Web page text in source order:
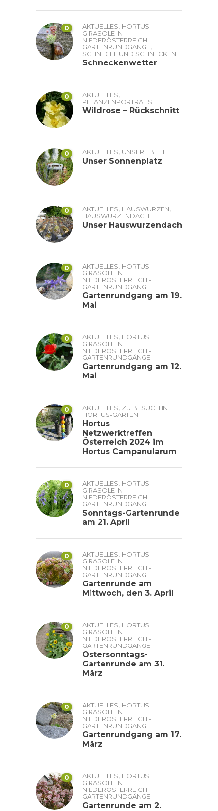
0 AKTUELLES, HORTUS
GIRASOLE IN
NIEDERÖSTERREICH -
GARTENRUNDGÄNGE,
SCHNEGEL UND SCHNECKEN
Schneckenwetter
0 AKTUELLES,
PFLANZENPORTRAITS
Wildrose – Rückschnitt
0 AKTUELLES, UNSERE BEETE
Unser Sonnenplatz
0 AKTUELLES, HAUSWURZEN,
HAUSWURZENDACH
Unser Hauswurzendach
0 AKTUELLES, HORTUS
GIRASOLE IN
NIEDERÖSTERREICH -
GARTENRUNDGÄNGE
Gartenrundgang am 19.
Mai
0 AKTUELLES, HORTUS
GIRASOLE IN
NIEDERÖSTERREICH -
GARTENRUNDGÄNGE
Gartenrundgang am 12.
Mai
0 AKTUELLES, ZU BESUCH IN
HORTUS-GÄRTEN
Hortus
Netzwerktreffen
Österreich 2024 im
Hortus Campanularum
0 AKTUELLES, HORTUS
GIRASOLE IN
NIEDERÖSTERREICH -
GARTENRUNDGÄNGE
Sonntags-Gartenrunde
am 21. April
0 AKTUELLES, HORTUS
GIRASOLE IN
NIEDERÖSTERREICH -
GARTENRUNDGÄNGE
Gartenrunde am
Mittwoch, den 3. April
0 AKTUELLES, HORTUS
GIRASOLE IN
NIEDERÖSTERREICH -
GARTENRUNDGÄNGE
Ostersonntags-
Gartenrunde am 31.
März
0 AKTUELLES, HORTUS
GIRASOLE IN
NIEDERÖSTERREICH -
GARTENRUNDGÄNGE
Gartenrundgang am 17.
März
0 AKTUELLES, HORTUS
GIRASOLE IN
NIEDERÖSTERREICH -
GARTENRUNDGÄNGE
Gartenrunde am 2.